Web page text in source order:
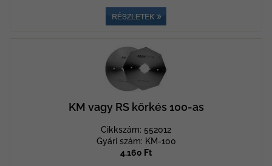
KM vagy RS körkés 100-as
Cikkszám: 552012
Gyári szám: KM-100
4.160 Ft